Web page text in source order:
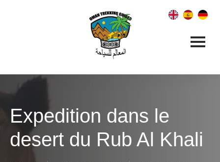
Expedition dans le
desert du Rub Al Khali